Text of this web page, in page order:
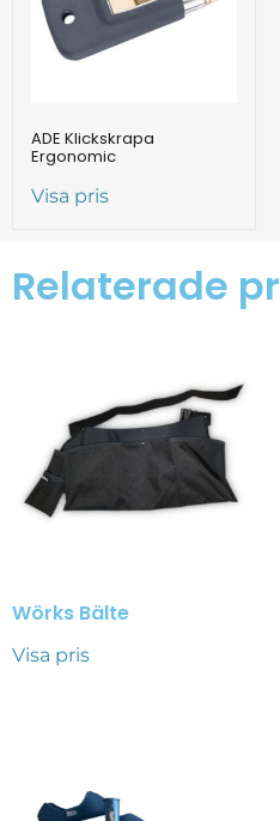
ADE Klickskrapa
Ergonomic
Visa pris
Relaterade
Wörks Bälte
Visa pris